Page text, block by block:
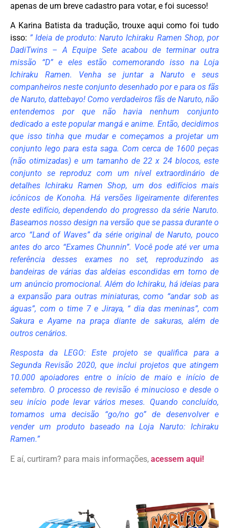
apenas de um breve cadastro para votar, e foi sucesso!
A Karina Batista da tradução, trouxe aqui como foi tudo
isso: ”Ideia de produto: Naruto Ichiraku Ramen Shop, por
DadiTwins – A Equipe Sete acabou de terminar outra
missão “D” e eles estão comemorando isso na Loja
Ichiraku Ramen. Venha se juntar a Naruto e seus
companheiros neste conjunto desenhado por e para os fãs
de Naruto, dattebayo! Como verdadeiros fãs de Naruto, não
entendemos por que não havia nenhum conjunto
dedicado a este popular mangá e anime. Então, decidimos
que isso tinha que mudar e começamos a projetar um
conjunto lego para esta saga. Com cerca de 1600 peças
(não otimizadas) e um tamanho de 22 x 24 blocos, este
conjunto se reproduz com um nível extraordinário de
detalhes Ichiraku Ramen Shop, um dos edifícios mais
icônicos de Konoha. Há versões ligeiramente diferentes
deste edifício, dependendo do progresso da série Naruto.
Baseamos nosso design na versão que se passa durante o
arco “Land of Waves” da série original de Naruto, pouco
antes do arco “Exames Chunnin”. Você pode até ver uma
referência desses exames no set, reproduzindo as
bandeiras de várias das aldeias escondidas em torno de
um anúncio promocional. Além do Ichiraku, há ideias para
a expansão para outras miniaturas, como “andar sob as
águas”, com o time 7 e Jiraya, “ dia das meninas”, com
Sakura e Ayame na praça diante de sakuras, além de
outros cenários.
Resposta da LEGO: Este projeto se qualifica para a
Segunda Revisão 2020, que inclui projetos que atingem
10.000 apoiadores entre o início de maio e início de
setembro. O processo de revisão é minucioso e desde o
seu início pode levar vários meses. Quando concluído,
tomamos uma decisão “go/no go” de desenvolver e
vender um produto baseado na Loja Naruto: Ichiraku
Ramen.”
E aí, curtiram? para mais informações, acessem aqui!